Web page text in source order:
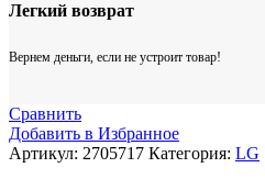
Легкий возврат
Вернем деньги, если не устроит товар!
Сравнить
Добавить в Избранное
Артикул: 2705717 Категория: LG